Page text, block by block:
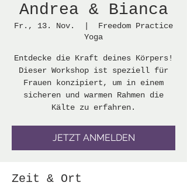
Andrea & Bianca
Fr., 13. Nov.
Freedom Practice
Yoga
Entdecke die Kraft deines Körpers!
Dieser Workshop ist speziell für
Frauen konzipiert, um in einem
sicheren und warmen Rahmen die
Kälte zu erfahren.
JETZT ANMELDEN
Zeit & Ort